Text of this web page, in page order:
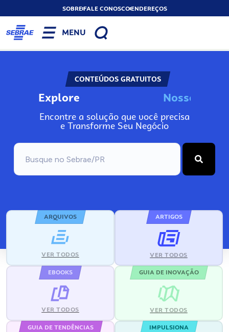
SOBREFALE CONOSCOENDEREÇOS
MENU
CONTEÚDOS GRATUITOS
Explore No
Encontre a solução que você precisa
e Transforme Seu Negócio
ARQUIVOS
VER TODOS
ARTIGOS
VER TODOS
EBOOKS
VER TODOS
GUIA DE INOVAÇÃO
VER TODOS
GUIA DE TENDÊNCIAS IMPULSIONA